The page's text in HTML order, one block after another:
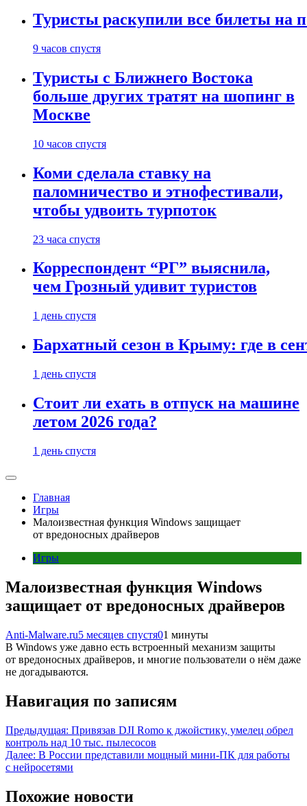
Туристы раскупили все билеты на
9 часов спустя
Туристы с Ближнего Востока
больше других тратят на шопинг в
Москве
10 часов спустя
Коми сделала ставку на
паломничество и этнофестивали,
чтобы удвоить турпоток
23 часа спустя
Корреспондент “РГ” выяснила,
чем Грозный удивит туристов
1 день спустя
Бархатный сезон в Крыму: где в
1 день спустя
Стоит ли ехать в отпуск на машине
летом 2026 года?
1 день спустя
Главная
Игры
Малоизвестная функция Windows защищает
от вредоносных драйверов
Игры
Малоизвестная функция Windows
защищает от вредоносных драйверов
Anti-Malware.ru5 месяцев спустя01 минуты
В Windows уже давно есть встроенный механизм защиты
от вредоносных драйверов, и многие пользователи о нём даже
не догадываются.
Навигация по записям
Предыдущая: Привязав DJI Romo к джойстику, умелец обрел
контроль над 10 тыс. пылесосов
Далее: В России представили мощный мини-ПК для работы
с нейросетями
Похожие новости